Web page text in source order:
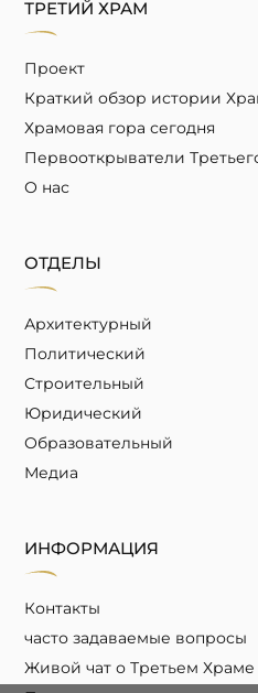
ТРЕТИЙ ХРАМ
Проект
Краткий обзор истории
Храмовая гора сегодня
Первооткрыватели
О нас
ОТДЕЛЫ
Архитектурный
Политический
Строительный
Юридический
Образовательный
Медиа
ИНФОРМАЦИЯ
Контакты
часто задаваемые вопросы
Живой чат о Третьем Храме